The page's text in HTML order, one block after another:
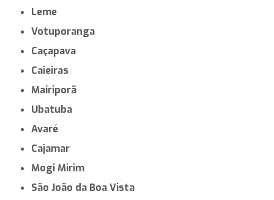
Leme
Votuporanga
Caçapava
Caieiras
Mairiporã
Ubatuba
Avaré
Cajamar
Mogi Mirim
São João da Boa Vista